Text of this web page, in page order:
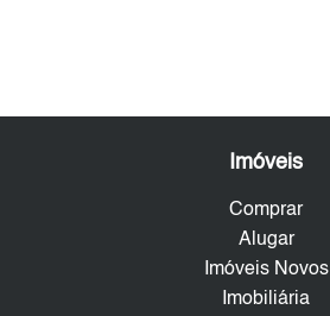
Imóveis
Comprar
Alugar
Imóveis Novos
Imobiliária